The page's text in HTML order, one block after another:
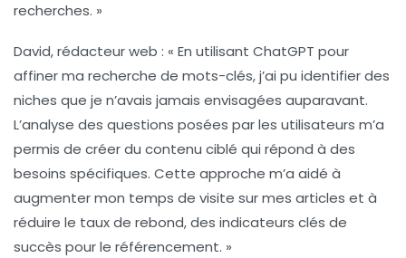
recherches. »
David, rédacteur web : « En utilisant ChatGPT pour
affiner ma recherche de mots-clés, j’ai pu identifier des
niches que je n’avais jamais envisagées auparavant.
L’analyse des questions posées par les utilisateurs m’a
permis de créer du contenu ciblé qui répond à des
besoins spécifiques. Cette approche m’a aidé à
augmenter mon temps de visite sur mes articles et à
réduire le taux de rebond, des indicateurs clés de
succès pour le référencement. »